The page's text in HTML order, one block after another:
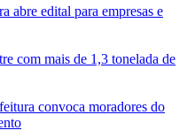
abre edital para empresas e
com mais de 1,3 tonelada de
convoca moradores do